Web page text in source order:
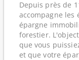
Depuis près de
accompagne les
épargne
forestier.
que vous
et que votre